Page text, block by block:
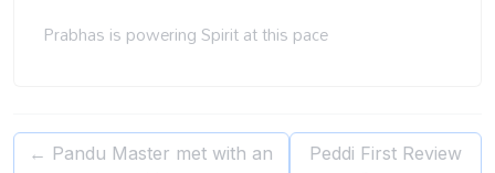
Prabhas is powering Spirit at this pace
← Pandu Master met with an
Peddi First Review